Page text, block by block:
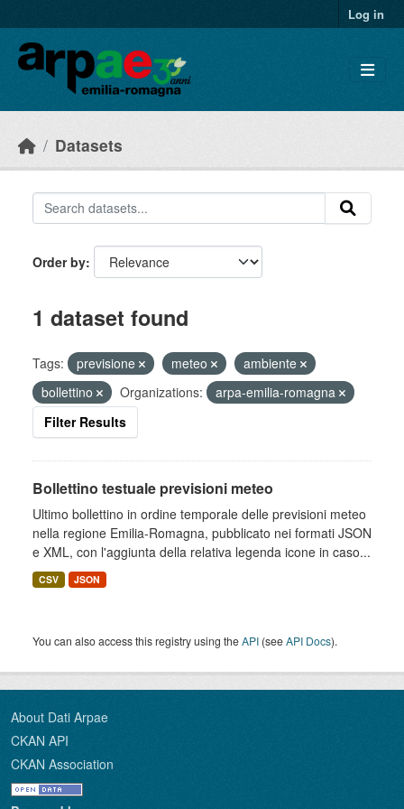
Log in
Datasets
Order by
1 dataset found
Tags: previsione meteo
ambiente
bollettino
Organizations:
arpa-emilia-romagna
Filter Results
Bollettino testuale previsioni meteo
Ultimo bollettino in ordine temporale delle previsioni meteo
nella regione Emilia-Romagna, pubblicato nei formati JSON
e XML, con l'aggiunta della relativa legenda icone in caso...
CSV JSON
You can also access this registry using theAPI (seeAPI Docs).
About Dati Arpae
CKAN API
CKAN Association